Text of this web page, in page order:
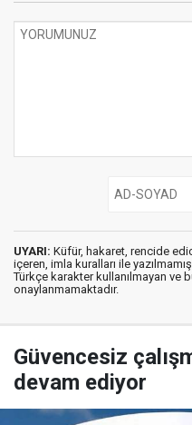
UYARI: Küfür, hakaret, rencide
içeren, imla kuralları ile
Türkçe karakter kullanılmayan ve
onaylanmamaktadır.
Güvencesiz
devam ediyor